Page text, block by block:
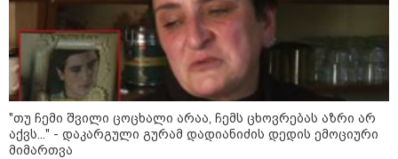
15:54 / 06-08-2026
"ბრალი არის აბურდული -
სამწუხაროა, რომ სრულიად
უდანაშაულო ბავშვის ცხოვრება
დაანგრიეს"- გიგა ავალიანის
საქმეზე დაკავებული ანასტასია
ბერუაშვილის ადვოკატი
"თუ ჩემი შვილი ცოცხალი არაა, ჩემს ცხოვრებას აზრი არ
აქვს..." - დაკარგული გურამ დადიანიძის დედის ემოციური
მიმართვა